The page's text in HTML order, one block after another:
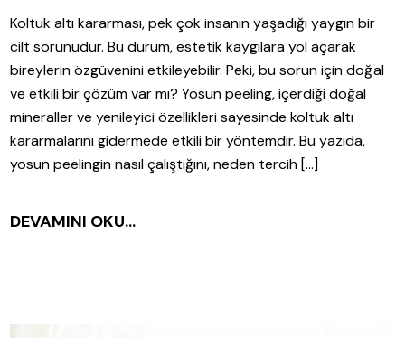
Koltuk altı kararması, pek çok insanın yaşadığı yaygın bir
cilt sorunudur. Bu durum, estetik kaygılara yol açarak
bireylerin özgüvenini etkileyebilir. Peki, bu sorun için doğal
ve etkili bir çözüm var mı? Yosun peeling, içerdiği doğal
mineraller ve yenileyici özellikleri sayesinde koltuk altı
kararmalarını gidermede etkili bir yöntemdir. Bu yazıda,
yosun peelingin nasıl çalıştığını, neden tercih […]
DEVAMINI OKU...